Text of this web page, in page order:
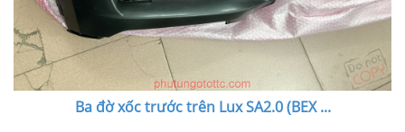
Ba đờ xốc trước trên Lux SA2.0 (BEX...